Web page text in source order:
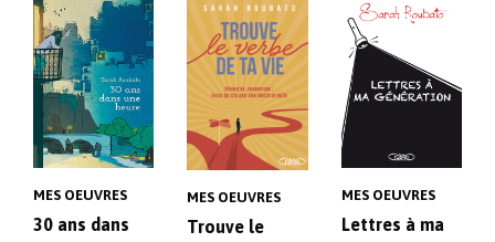
MES OEUVRES
30 ans dans
MES OEUVRES
Trouve le
MES OEUVRES
Lettres à ma